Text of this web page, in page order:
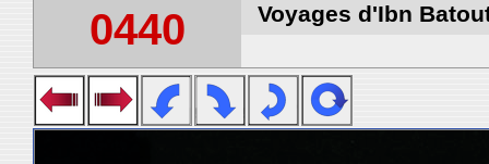
0440 Voyages d'Ibn